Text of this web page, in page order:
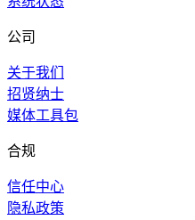
公司
关于我们
招贤纳士
媒体工具包
合规
信任中心
隐私政策